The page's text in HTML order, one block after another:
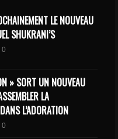
LE NOUVEAU
SHUKRANI’S
0
» SORT UN NOUVEAU
LA
L’ADORATION
0